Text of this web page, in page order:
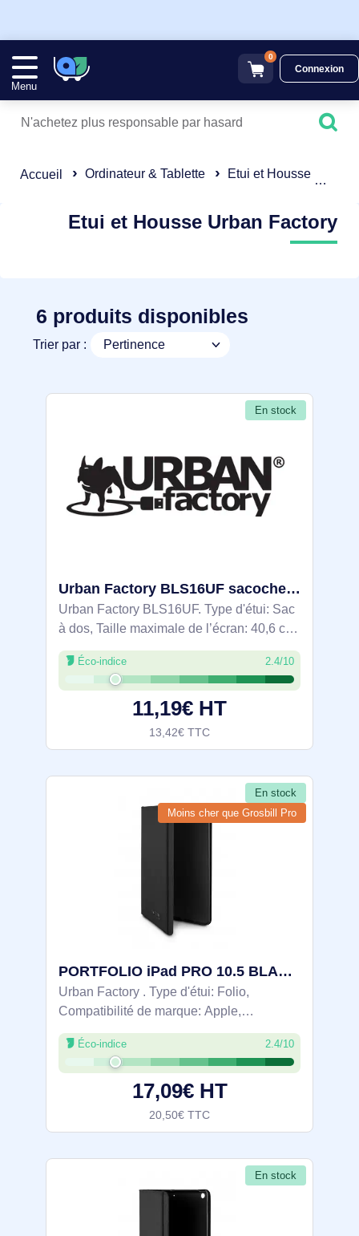
Menu
0
Connexion
Accueil Ordinateur & Tablette Etui et Housse
Etui et Housse Urban Factory
6 produits disponibles
Trier par :
En stock
Urban Factory BLS16UF sacoche d'ordinateurs portables 40,6 cm (16") Sac à dos Noir
Urban Factory BLS16UF. Type d'étui: Sac
à dos, Taille maximale de l’écran: 40,6 cm
(16")
Éco-indice 2.4/10
11,19€ HT
13,42€ TTC
En stock
Moins cher que Grosbill Pro
PORTFOLIO iPad PRO 10.5 BLACK - PIP10UF
Urban Factory . Type d'étui: Folio,
Compatibilité de marque: Apple,
Compatibilité: iPad 10.2", Taille maximale
de l’écran: 26,7 cm (10.5"). Poids: 307 g
Éco-indice 2.4/10
17,09€ HT
20,50€ TTC
En stock